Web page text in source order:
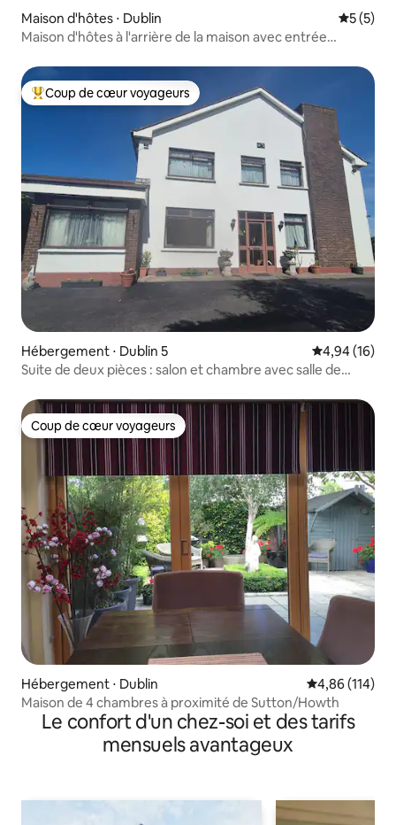
Maison d'hôtes ⋅ Dublin
5 (5)
Maison d'hôtes à l'arrière de la maison avec entrée
Coups de cœur voyageurs les plus appréciés
Coup de cœur voyageurs
Hébergement ⋅ Dublin 5 Évaluation
4,94 (16)
Suite de deux pièces : salon et chambre avec salle de
Coup de cœur voyageurs
Coup de cœur voyageurs
Hébergement ⋅ Dublin Évaluation
4,86 (114)
Maison de 4 chambres à proximité de Sutton/Howth
Le confort d'un chez-soi et des tarifs
mensuels avantageux